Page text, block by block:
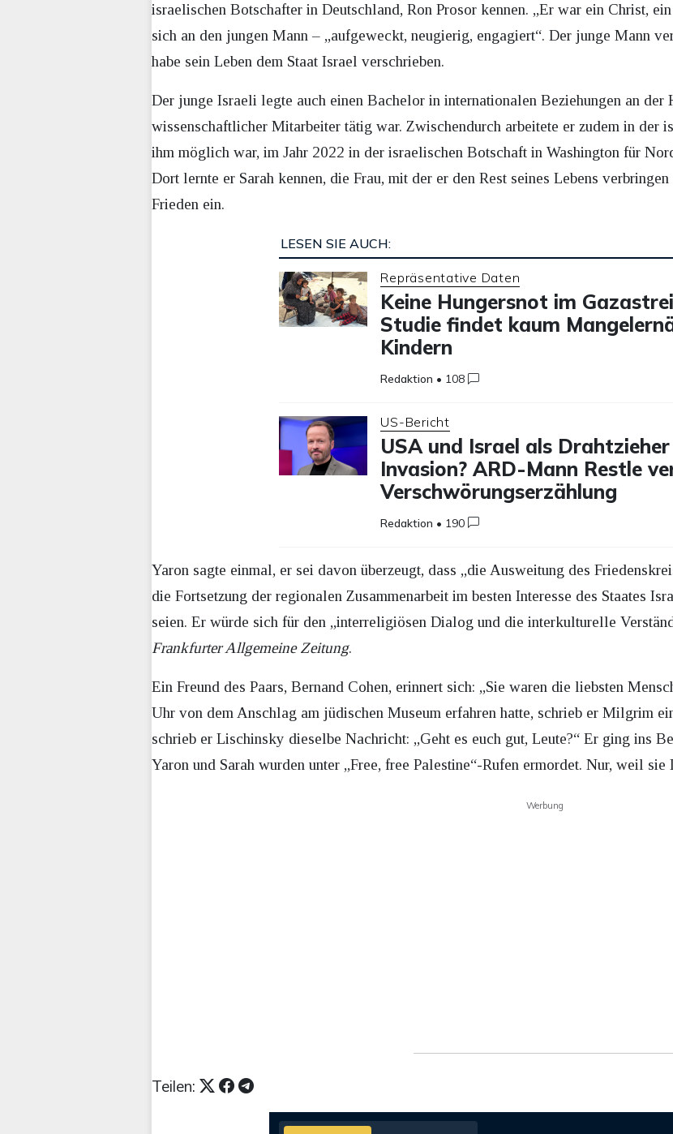
israelischen Botschafter in Deutschland, Ron Prosor kennen. „Er war ein Christ,
sich an den jungen Mann – „aufgeweckt, neugierig, engagiert“. Der junge Mann
habe sein Leben dem Staat Israel verschrieben.
Der junge Israeli legte auch einen Bachelor in internationalen Beziehungen an
wissenschaftlicher Mitarbeiter tätig war. Zwischendurch arbeitete er zudem in der
ihm möglich war, im Jahr 2022 in der israelischen Botschaft in Washington für
Dort lernte er Sarah kennen, die Frau, mit der er den Rest seines Lebens
Frieden ein.
LESEN SIE AUCH:
Repräsentative Daten
Keine Hungersnot im
Studie findet kaum
Kindern
Redaktion • 108
US-Bericht
USA und Israel als
Invasion? ARD-Mann Restle
Verschwörungserzählung
Redaktion • 190
Yaron sagte einmal, er sei davon überzeugt, dass „die Ausweitung des
die Fortsetzung der regionalen Zusammenarbeit im besten Interesse des Staates
seien. Er würde sich für den „interreligiösen Dialog und die interkulturelle
Frankfurter Allgemeine Zeitung.
Ein Freund des Paars, Bernand Cohen, erinnert sich: „Sie waren die liebsten
Uhr von dem Anschlag am jüdischen Museum erfahren hatte, schrieb er Milgrim
schrieb er Lischinsky dieselbe Nachricht: „Geht es euch gut, Leute?“ Er ging ins
Yaron und Sarah wurden unter „Free, free Palestine“-Rufen ermordet. Nur, weil sie
Werbung
Teilen: